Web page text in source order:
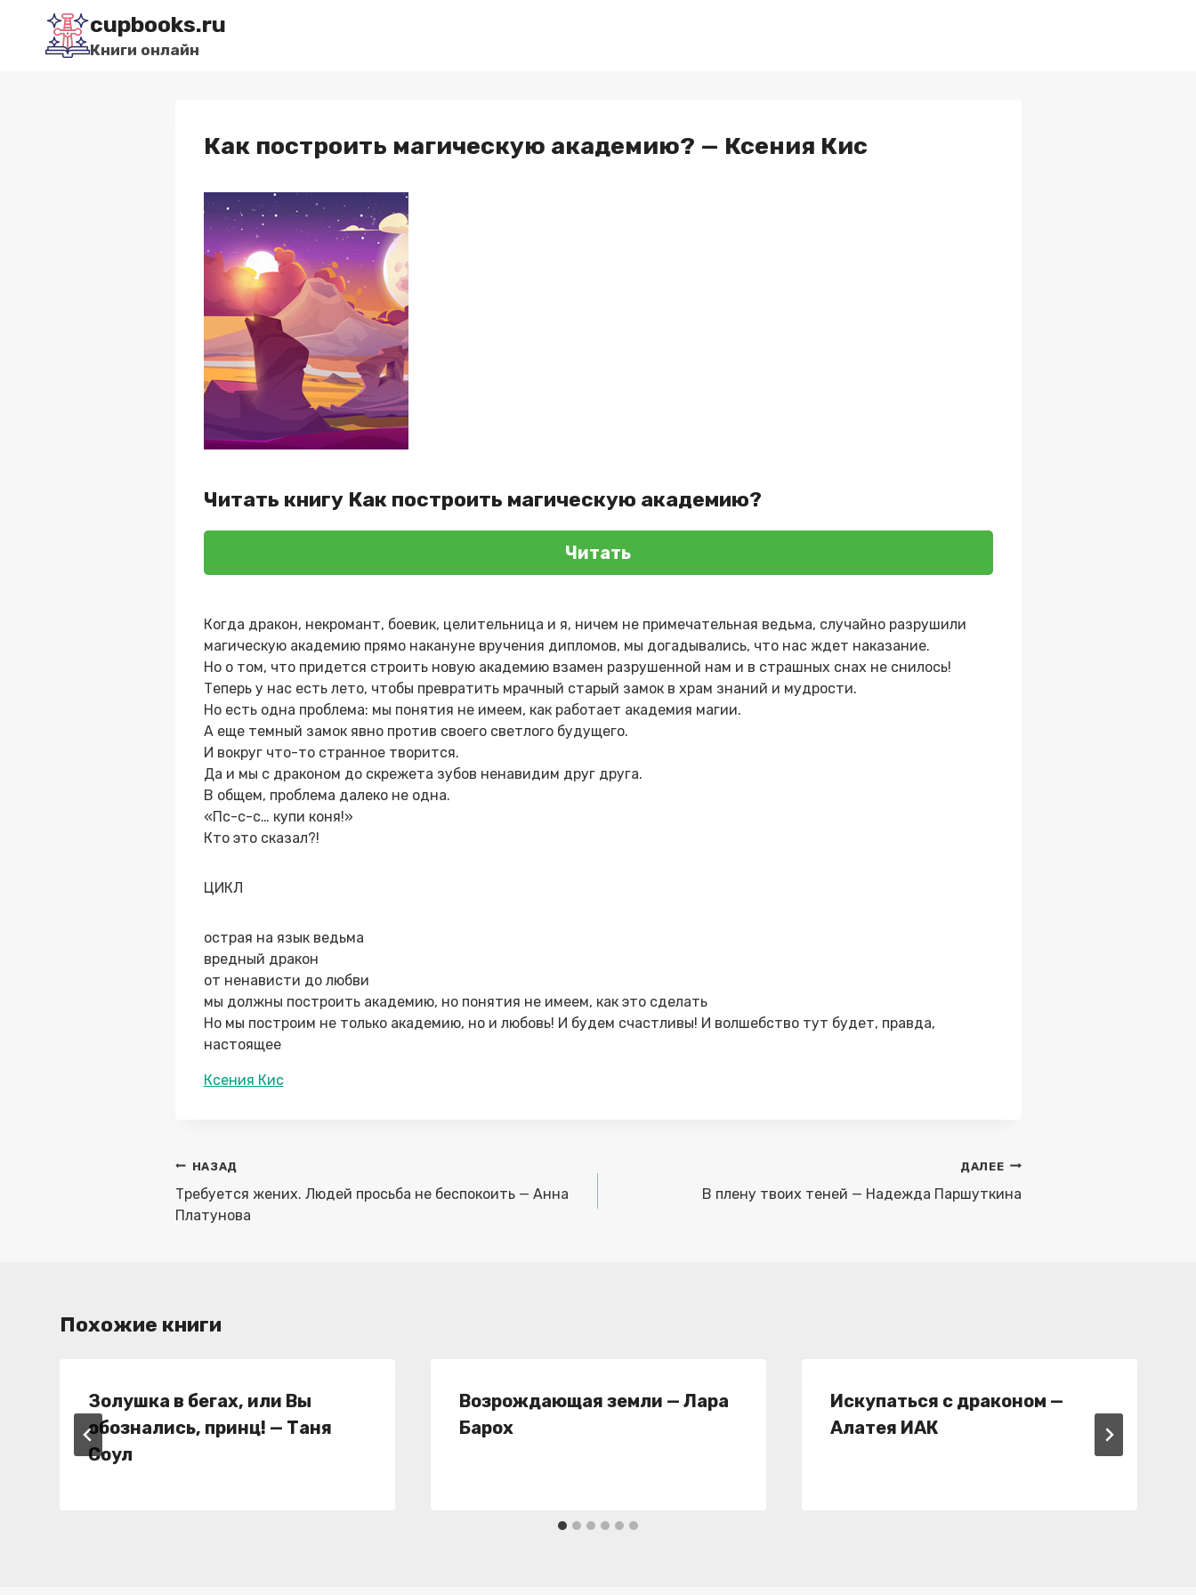
Перейти
содержимому
cupbooks.ru
Книги онлайн
Как построить магическую академию? — Ксения Кис
Читать книгу Как построить магическую академию?
Читать
Когда дракон, некромант, боевик, целительница и я, ничем не примечательная ведьма, случайно разрушили
магическую академию прямо накануне вручения дипломов, мы догадывались, что нас ждет наказание.
Но о том, что придется строить новую академию взамен разрушенной нам и в страшных снах не снилось!
Теперь у нас есть лето, чтобы превратить мрачный старый замок в храм знаний и мудрости.
Но есть одна проблема: мы понятия не имеем, как работает академия магии.
А еще темный замок явно против своего светлого будущего.
И вокруг что-то странное творится.
Да и мы с драконом до скрежета зубов ненавидим друг друга.
В общем, проблема далеко не одна.
«Пс-с-с… купи коня!»
Кто это сказал?!
ЦИКЛ
острая на язык ведьма
вредный дракон
от ненависти до любви
мы должны построить академию, но понятия не имеем, как это сделать
Но мы построим не только академию, но и любовь! И будем счастливы! И волшебство тут будет, правда,
настоящее
Метки
Ксения Кис
Навигация
по
записям
НАЗАД
Требуется жених. Людей просьба не беспокоить — Анна
Платунова
ДАЛЕЕ
В плену твоих теней — Надежда Паршуткина
Похожие книги
Золушка в бегах, или Вы
обознались, принц! — Таня
Соул
Возрождающая земли — Лара
Барох
Искупаться с драконом —
Алатея ИАК